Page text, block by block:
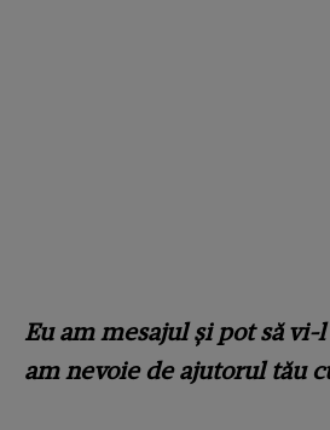
Eu am mesajul și pot să vi-l
am nevoie de ajutorul tău